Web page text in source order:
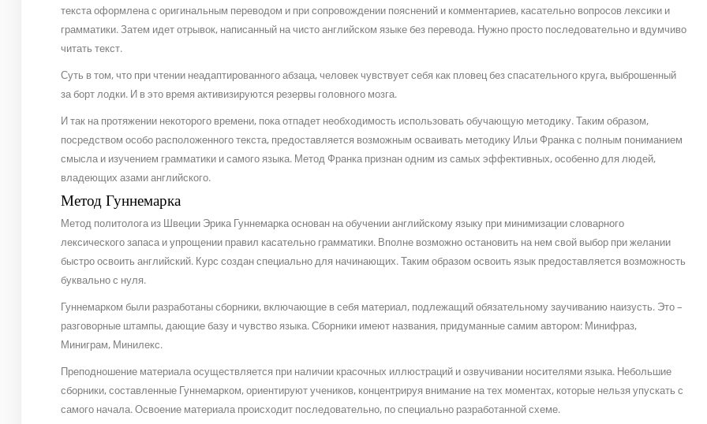
текста оформлена с оригинальным переводом и при сопровождении пояснений и комментариев, касательно вопросов лексики и
грамматики. Затем идет отрывок, написанный на чисто английском языке без перевода. Нужно просто последовательно и вдумчиво
читать текст.
Суть в том, что при чтении неадаптированного абзаца, человек чувствует себя как пловец без спасательного круга, выброшенный
за борт лодки. И в это время активизируются резервы головного мозга.
И так на протяжении некоторого времени, пока отпадет необходимость использовать обучающую методику. Таким образом,
посредством особо расположенного текста, предоставляется возможным осваивать методику Ильи Франка с полным пониманием
смысла и изучением грамматики и самого языка. Метод Франка признан одним из самых эффективных, особенно для людей,
владеющих азами английского.
Метод Гуннемарка
Метод политолога из Швеции Эрика Гуннемарка основан на обучении английскому языку при минимизации словарного
лексического запаса и упрощении правил касательно грамматики. Вполне возможно остановить на нем свой выбор при желании
быстро освоить английский. Курс создан специально для начинающих. Таким образом освоить язык предоставляется возможность
буквально с нуля.
Гуннемарком были разработаны сборники, включающие в себя материал, подлежащий обязательному заучиванию наизусть. Это –
разговорные штампы, дающие базу и чувство языка. Сборники имеют названия, придуманные самим автором: Минифраз,
Миниграм, Минилекс.
Преподношение материала осуществляется при наличии красочных иллюстраций и озвучивании носителями языка. Небольшие
сборники, составленные Гуннемарком, ориентируют учеников, концентрируя внимание на тех моментах, которые нельзя упускать с
самого начала. Освоение материала происходит последовательно, по специально разработанной схеме.